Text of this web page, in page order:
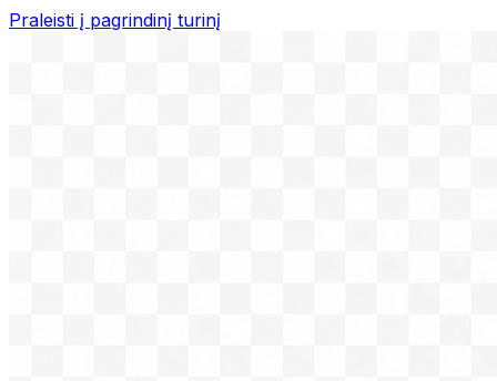
Praleisti į pagrindinį turinį